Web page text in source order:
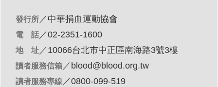
發行所／ 中華捐血運動協會
電 話／02-2351-1600
地 址／10066台北市中正區南海路3號3樓
讀者服務信箱／ blood@blood.org.tw
讀者服務專線 ／0800-099-519